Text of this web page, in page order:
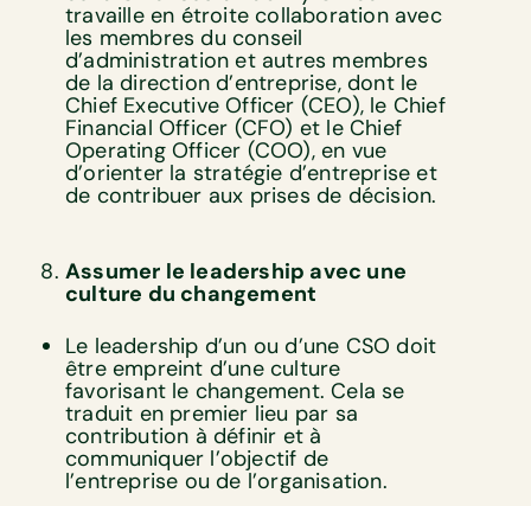
travaille en étroite collaboration avec
les membres du conseil
d’administration et autres membres
de la direction d’entreprise, dont le
Chief Executive Officer (CEO), le Chief
Financial Officer (CFO) et le Chief
Operating Officer (COO), en vue
d’orienter la stratégie d’entreprise et
de contribuer aux prises de décision.
Assumer le leadership avec une
culture du changement
Le leadership d’un ou d’une CSO doit
être empreint d’une culture
favorisant le changement. Cela se
traduit en premier lieu par sa
contribution à définir et à
communiquer l’objectif de
l’entreprise ou de l’organisation.